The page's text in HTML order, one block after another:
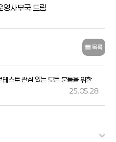
사무국 드림
목록
스트 관심 있는 모든 분들을 위한
25.05.28